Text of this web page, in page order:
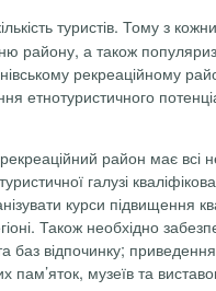
туристів. Тому з
району, а також
рекреаційному
етнотуристичного
район має всі
галузі
курси підвищення
Також необхідно
баз відпочинку;
пам’яток, музеїв та